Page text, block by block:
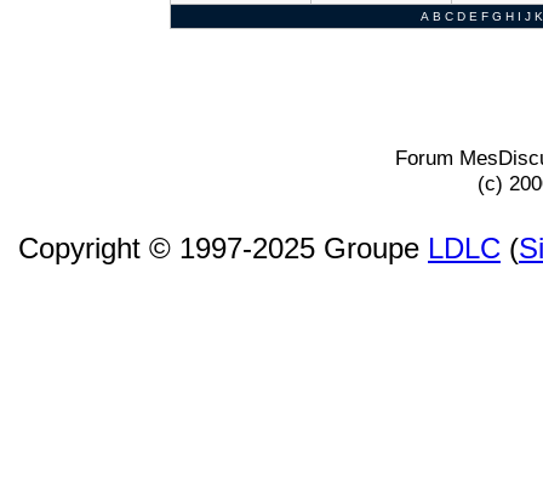
A B C D E F G H I J K
Forum
(c)
Copyright © 1997-2025 Groupe LDLC (